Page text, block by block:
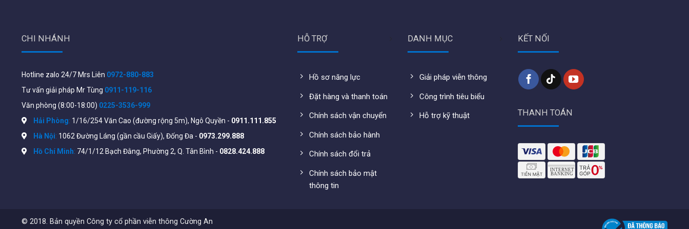
Hỗ trợ 48 cổng PoE Gigabit Ethernet, tổng công suất 740W
CHI NHÁNH
Hotline zalo 24/7 Mrs Liên 0972-880-883
Tư vấn giải pháp Mr Tùng 0911-119-116
Văn phòng (8:00-18:00) 0225-3536-999
Hải Phòng: 1/16/254 Văn Cao (đường rộng 5m), Ngô Quyền - 0911.111.855
Hà Nội: 1062 Đường Láng (gần cầu Giấy), Đống Đa - 0973.299.888
Hồ Chí Minh: 74/1/12 Bạch Đằng, Phường 2, Q. Tân Bình - 0828.424.888
HỖ TRỢ
Hồ sơ năng lực
Đặt hàng và thanh toán
Chính sách vận chuyển
Chính sách bảo hành
Chính sách đổi trả
Chính sách bảo mật
thông tin
DANH MỤC
Giải pháp viễn thông
Công trình tiêu biểu
Hỗ trợ kỹ thuật
KẾT NỐI
THANH TOÁN
© 2018. Bản quyền Công ty cổ phần viễn thông Cường An